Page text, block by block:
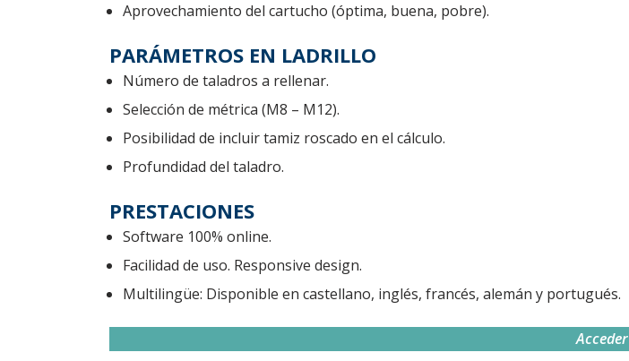
Aprovechamiento del cartucho (óptima, buena, pobre).
PARÁMETROS EN LADRILLO
Número de taladros a rellenar.
Selección de métrica (M8 – M12).
Posibilidad de incluir tamiz roscado en el cálculo.
Profundidad del taladro.
PRESTACIONES
Software 100% online.
Facilidad de uso. Responsive design.
Multilingüe: Disponible en castellano, inglés, francés, alemán y portugués.
Acceder